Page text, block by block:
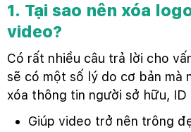
1. Tại sao nên xóa
video?
Có rất nhiều câu trả lời cho
sẽ có một số lý do cơ bản mà
xóa thông tin người sở hữu, ID
Giúp video trở nên trông